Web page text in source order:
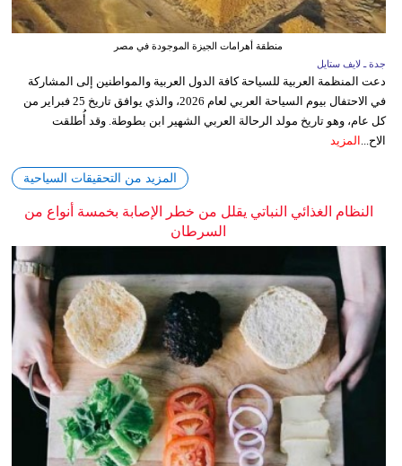
منطقة أهرامات الجيزة الموجودة في مصر
جدة ـ لايف ستايل
دعت المنظمة العربية للسياحة كافة الدول العربية والمواطنين إلى المشاركة
في الاحتفال بيوم السياحة العربي لعام 2026، والذي يوافق تاريخ 25 فبراير من
كل عام، وهو تاريخ مولد الرحالة العربي الشهير ابن بطوطة. وقد أُطلقت
الاح... المزيد
المزيد من التحقيقات السياحية
النظام الغذائي النباتي يقلل من خطر الإصابة بخمسة أنواع من
السرطان